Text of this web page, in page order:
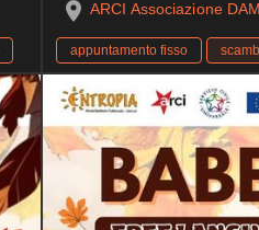
ARCI Associazione
appuntamento fisso